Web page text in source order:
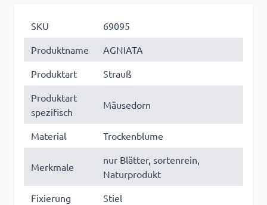
SKU
69095
Produktname
AGNIATA
Produktart
Strauß
Produktart
spezifisch
Mäusedorn
Material Trockenblume
Merkmale
nur Blätter, sortenrein,
Naturprodukt
Fixierung
Stiel